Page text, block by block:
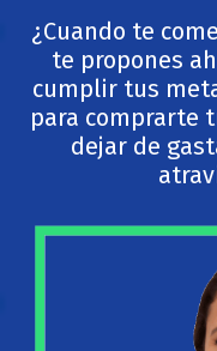
¿Cuando te
te propones
cumplir tus
para comprarte
dejar de